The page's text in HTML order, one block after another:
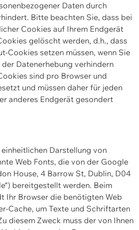
Daten durch
Bitte beachten Sie, dass bei
Cookies auf Ihrem Endgerät
gelöscht werden, d.h., dass
Cookies setzen müssen, wenn Sie
Datenerhebung verhindern
sind pro Browser und
und müssen daher für jeden
anderes Endgerät gesondert
Darstellung von
Web Fonts, die von der Google
House, 4 Barrow St, Dublin, D04
bereitgestellt werden. Beim
Ihr Browser die benötigten Web
Cache, um Texte und Schriftarten
diesem Zweck muss der von Ihnen